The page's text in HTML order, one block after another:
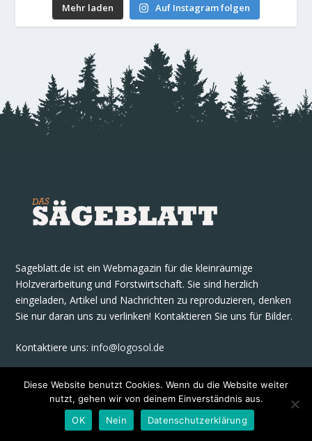
Mehr laden Auf Instagram folgen
Sageblatt.de ist ein Webmagazin für die kleinräumige
Holzverarbeitung und Forstwirtschaft. Sie sind herzlich
eingeladen, Artikel und Nachrichten zu reproduzieren, denken
Sie nur daran uns zu verlinken! Kontaktieren Sie uns für Bilder.
Kontaktiere uns:info@logosol.de
Diese Website benutzt Cookies. Wenn du die Website weiter
nutzt, gehen wir von deinem Einverständnis aus.
OK
Nein Datenschutzerklärung